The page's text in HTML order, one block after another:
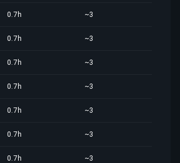
0.7h ~3
0.7h ~3
0.7h ~3
0.7h ~3
0.7h ~3
0.7h ~3
0.7h ~3